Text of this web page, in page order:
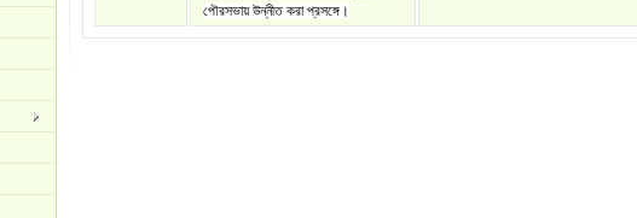
পৌরসভায় উন্নীত করা প্রসঙ্গে।